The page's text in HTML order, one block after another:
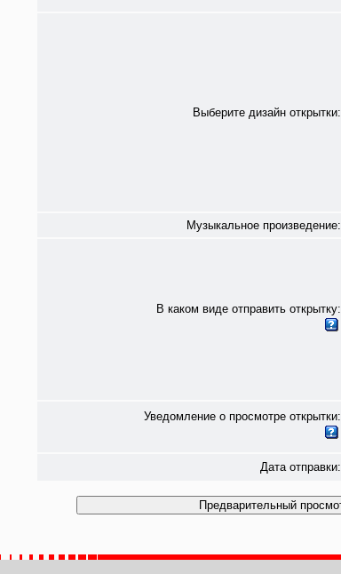
Выберите дизайн открытки:
Музыкальное произведение:
В каком виде отправить открытку:
Уведомление о просмотре открытки:
Дата отправки: